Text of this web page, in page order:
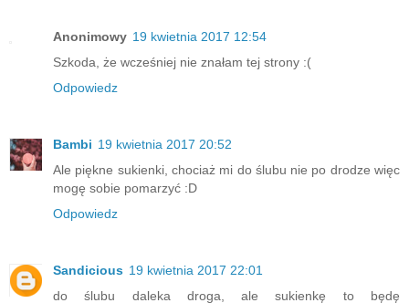
Anonimowy 19 kwietnia 2017 12:54
Szkoda, że wcześniej nie znałam tej strony :(
Odpowiedz
Bambi 19 kwietnia 2017 20:52
Ale piękne sukienki, chociaż mi do ślubu nie po drodze więc
mogę sobie pomarzyć :D
Odpowiedz
Sandicious 19 kwietnia 2017 22:01
do ślubu daleka droga, ale sukienkę to będę